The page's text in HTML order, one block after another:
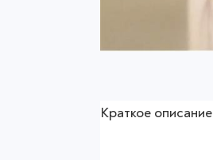
Краткое описание